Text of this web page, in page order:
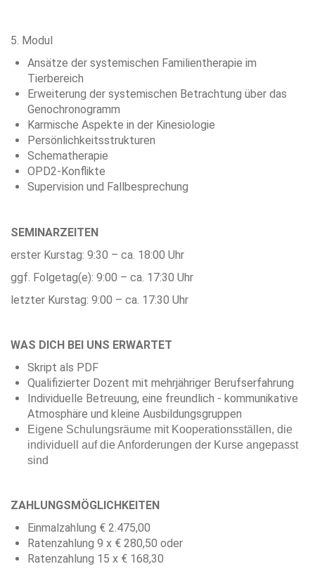
5. Modul
Ansätze der systemischen Familientherapie im
Tierbereich
Erweiterung der systemischen Betrachtung über das
Genochronogramm
Karmische Aspekte in der Kinesiologie
Persönlichkeitsstrukturen
Schematherapie
OPD2-Konflikte
Supervision und Fallbesprechung
SEMINARZEITEN
erster Kurstag: 9:30 – ca. 18:00 Uhr
ggf. Folgetag(e): 9:00 – ca. 17:30 Uhr
letzter Kurstag: 9:00 – ca. 17:30 Uhr
WAS DICH BEI UNS ERWARTET
Skript als PDF
Qualifizierter Dozent mit mehrjähriger Berufserfahrung
Individuelle Betreuung, eine freundlich - kommunikative
Atmosphäre und kleine Ausbildungsgruppen
Eigene Schulungsräume mit Kooperationsställen, die
individuell auf die Anforderungen der Kurse angepasst
sind
ZAHLUNGSMÖGLICHKEITEN
Einmalzahlung € 2.475,00
Ratenzahlung 9 x € 280,50 oder
Ratenzahlung 15 x € 168,30